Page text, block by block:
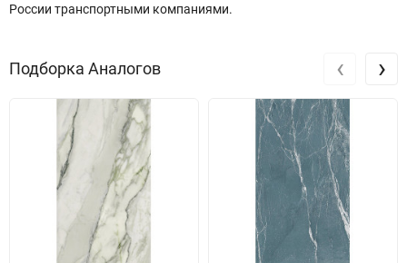
России транспортными компаниями.
Подборка Аналогов ‹ ›